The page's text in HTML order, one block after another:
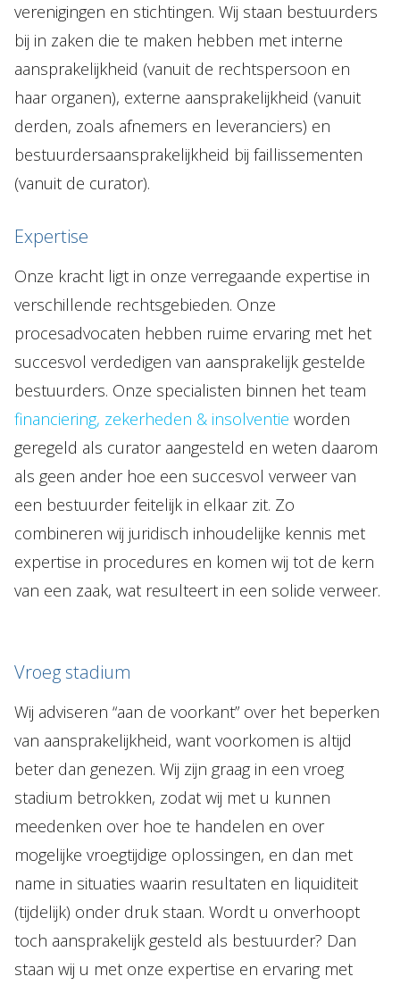
NL EN DE FR
verenigingen en stichtingen. Wij staan bestuurders
bij in zaken die te maken hebben met interne
aansprakelijkheid (vanuit de rechtspersoon en
haar organen), externe aansprakelijkheid (vanuit
derden, zoals afnemers en leveranciers) en
bestuurdersaansprakelijkheid bij faillissementen
(vanuit de curator).
Expertise
Onze kracht ligt in onze verregaande expertise in
verschillende rechtsgebieden. Onze
procesadvocaten hebben ruime ervaring met het
succesvol verdedigen van aansprakelijk gestelde
bestuurders. Onze specialisten binnen het team
financiering, zekerheden & insolventie worden
geregeld als curator aangesteld en weten daarom
als geen ander hoe een succesvol verweer van
een bestuurder feitelijk in elkaar zit. Zo
combineren wij juridisch inhoudelijke kennis met
expertise in procedures en komen wij tot de kern
van een zaak, wat resulteert in een solide verweer.
Vroeg stadium
Wij adviseren “aan de voorkant” over het beperken
van aansprakelijkheid, want voorkomen is altijd
beter dan genezen. Wij zijn graag in een vroeg
stadium betrokken, zodat wij met u kunnen
meedenken over hoe te handelen en over
mogelijke vroegtijdige oplossingen, en dan met
name in situaties waarin resultaten en liquiditeit
(tijdelijk) onder druk staan. Wordt u onverhoopt
toch aansprakelijk gesteld als bestuurder? Dan
staan wij u met onze expertise en ervaring met